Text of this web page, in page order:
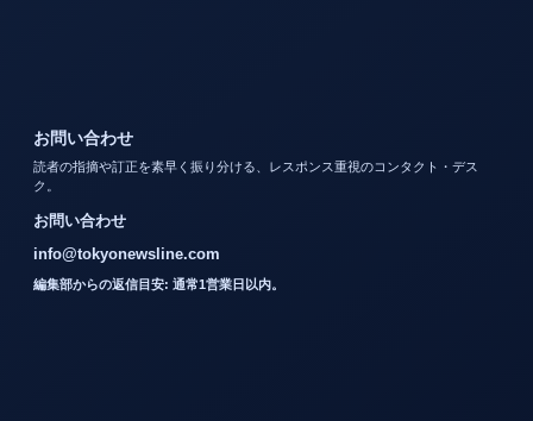
お問い合わせ
読者の指摘や訂正を素早く振り分ける、レスポンス重視のコンタクト・デス
ク。
お問い合わせ
info@tokyonewsline.com
編集部からの返信目安: 通常1営業日以内。